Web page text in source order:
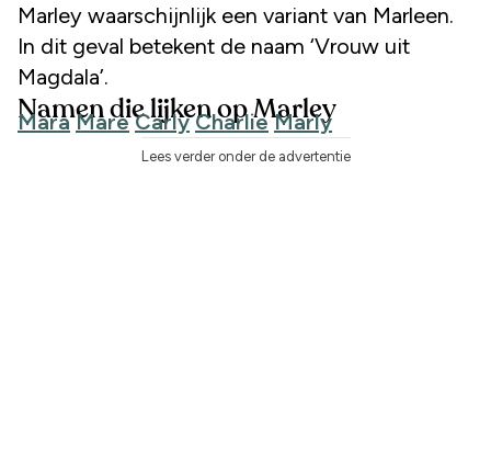
Marley waarschijnlijk een variant van Marleen.
In dit geval betekent de naam ‘Vrouw uit
Magdala’.
Namen die lijken op Marley
Mara Mare Carly Charlie Marly
Lees verder onder de advertentie